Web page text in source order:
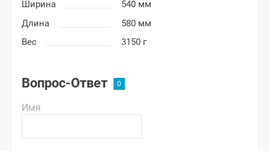
Ширина
540 мм
Длина
580 мм
Вес
3150 г
Вопрос-Ответ
Имя